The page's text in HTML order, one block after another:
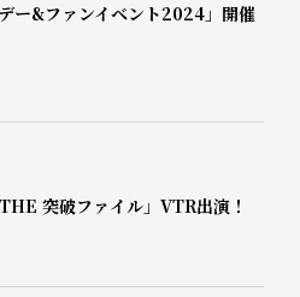
ー&ファンイベント2024」開催
突破ファイル」VTR出演！